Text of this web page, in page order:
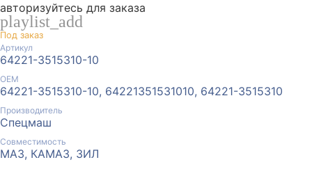
авторизуйтесь для заказа
playlist_add
Под заказ
Артикул
64221-3515310-10
ОЕМ
64221-3515310-10, 64221351531010, 64221-3515310
Производитель
Спецмаш
Совместимость
МАЗ, КАМАЗ, ЗИЛ